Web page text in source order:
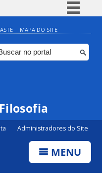
Simplifique!
Comunica BR
Participe
Canais
MAPA DO SITE
Administradores do Site
MENU